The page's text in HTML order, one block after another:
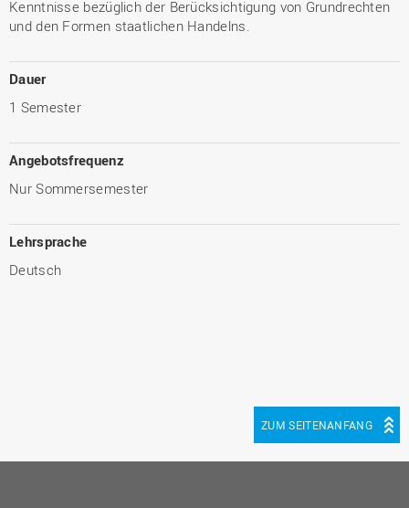
Kenntnisse bezüglich der Berücksichtigung von Grundrechten
und den Formen staatlichen Handelns.
Dauer
1 Semester
Angebotsfrequenz
Nur Sommersemester
Lehrsprache
Deutsch
ZUM SEITENANFANG